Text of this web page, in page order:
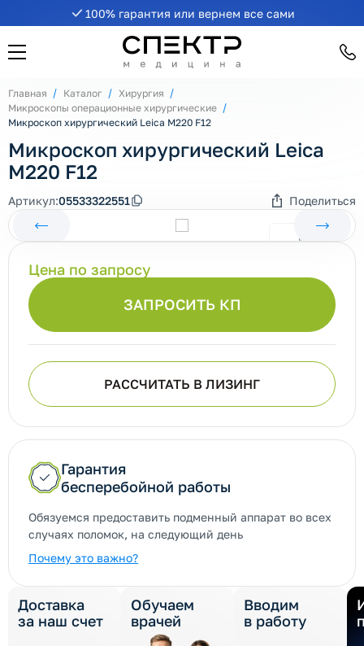
100% гарантия или вернем все сами
Главная Каталог
Хирургия
Микроскопы операционные хирургические
Микроскоп хирургический Leica M220 F12
Микроскоп хирургический Leica
M220 F12
Артикул:05533322551 Поделиться
ЗАПРОСИТЬ КП
Цена по запросу
РАССЧИТАТЬ В ЛИЗИНГ
Гарантия
бесперебойной работы
Обязуемся предоставить подменный аппарат во всех
случаях поломок, на следующий день
Почему это важно?
Доставка
за наш счет
Обучаем
врачей
Вводим
в работу